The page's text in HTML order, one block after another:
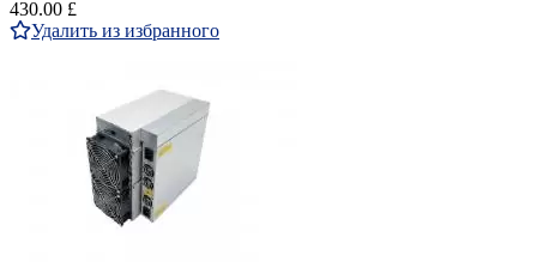
430.00 £
Удалить из избранного